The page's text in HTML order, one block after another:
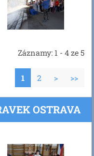
Záznamy: 1 - 4 ze 5
1 2 > >>
OSTRAVA